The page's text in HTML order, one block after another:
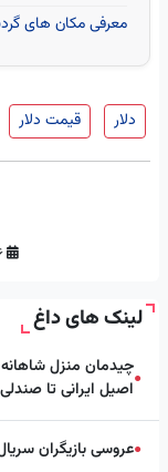
معرفی مکان های
دلار قیمت دلار
۱۶ تیر ۱۴۰۴
لینک های داغ
●چیدمان منزل
اصیل ایرانی تا
●عروسی بازیگران